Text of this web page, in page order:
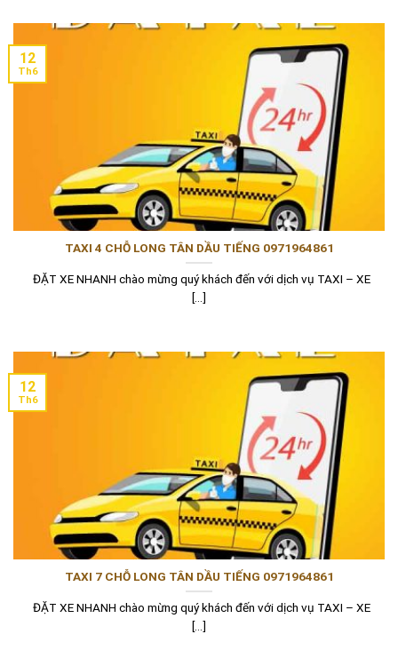
TAXI 4 CHỖ LONG TÂN DẦU TIẾNG 0971964861
ĐẶT XE NHANH chào mừng quý khách đến với dịch vụ TAXI – XE
[...]
12
Th6
TAXI 7 CHỖ LONG TÂN DẦU TIẾNG 0971964861
ĐẶT XE NHANH chào mừng quý khách đến với dịch vụ TAXI – XE
[...]
12
Th6